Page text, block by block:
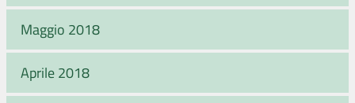
Maggio 2018
Aprile 2018